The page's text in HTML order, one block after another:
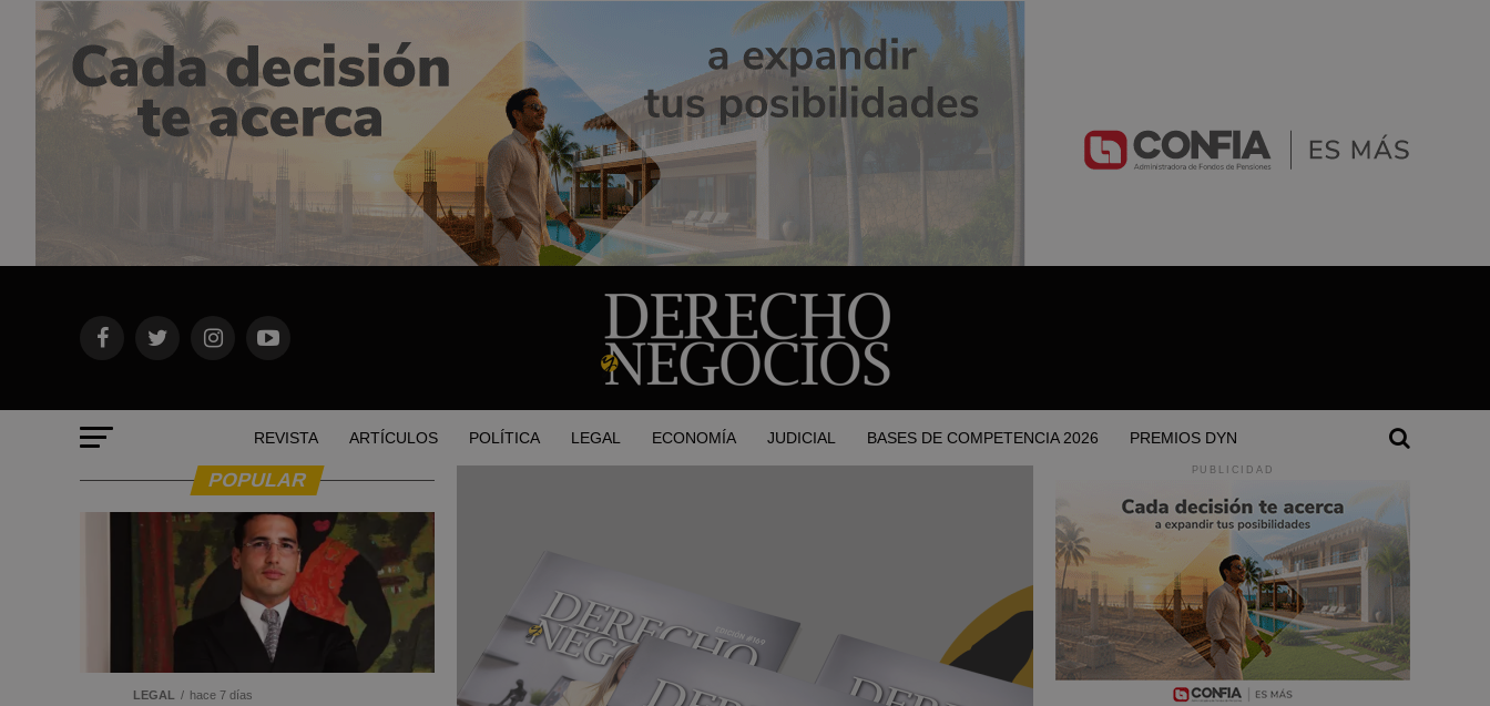
REVISTA ARTÍCULOS POLÍTICA LEGAL ECONOMÍA JUDICIAL BASES DE COMPETENCIA 2026 PREMIOS DYN
POPULAR
LEGAL hace 7 días
PUBLICIDAD